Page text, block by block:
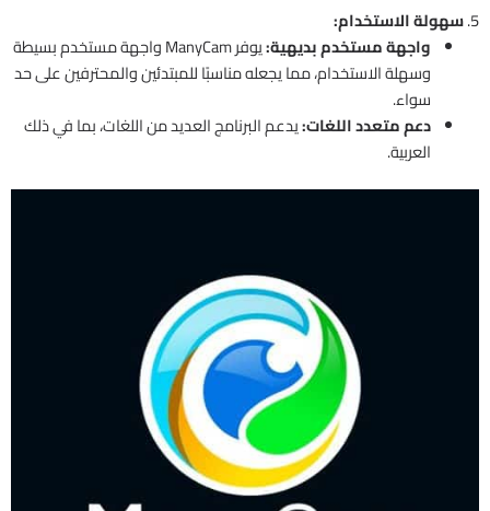
5. سهولة الاستخدام:
واجهة مستخدم بديهية:
يوفر ManyCam واجهة مستخدم بسيطة
وسهلة الاستخدام، مما يجعله مناسبًا للمبتدئين والمحترفين على حد
سواء.
دعم متعدد اللغات:يدعم البرنامج العديد من اللغات، بما في ذلك
العربية.